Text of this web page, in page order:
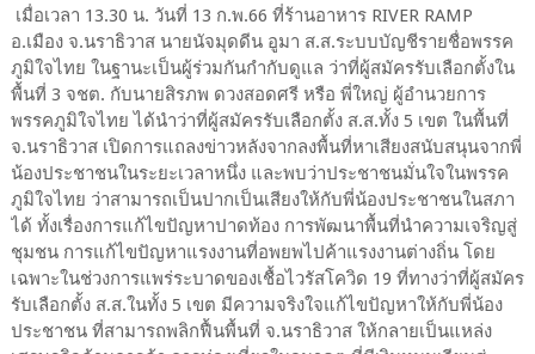
เมื่อเวลา 13.30 น. วันที่ 13 ก.พ.66 ที่ร้านอาหาร RIVER RAMP
อ.เมือง จ.นราธิวาส นายนัจมุดดีน อูมา ส.ส.ระบบบัญชีรายชื่อพรรค
ภูมิใจไทย ในฐานะเป็นผู้ร่วมกันกำกับดูแล ว่าที่ผู้สมัครรับเลือกตั้งใน
พื้นที่ 3 จชต. กับนายสิรภพ ดวงสอดศรี หรือ พี่ใหญ่ ผู้อำนวยการ
พรรคภูมิใจไทย ได้นำว่าที่ผู้สมัครรับเลือกตั้ง ส.ส.ทั้ง 5 เขต ในพื้นที่
จ.นราธิวาส เปิดการแถลงข่าวหลังจากลงพื้นที่หาเสียงสนับสนุนจากพี่
น้องประชาชนในระยะเวลาหนึ่ง และพบว่าประชาชนมั่นใจในพรรค
ภูมิใจไทย ว่าสามารถเป็นปากเป็นเสียงให้กับพี่น้องประชาชนในสภา
ได้ ทั้งเรื่องการแก้ไขปัญหาปาดท้อง การพัฒนาพื้นที่นำความเจริญสู่
ชุมชน การแก้ไขปัญหาแรงงานที่อพยพไปค้าแรงงานต่างถิ่น โดย
เฉพาะในช่วงการแพร่ระบาดของเชื้อไวรัสโควิด 19 ที่ทางว่าที่ผู้สมัคร
รับเลือกตั้ง ส.ส.ในทั้ง 5 เขต มีความจริงใจแก้ไขปัญหาให้กับพี่น้อง
ประชาชน ที่สามารถพลิกฟื้นพื้นที่ จ.นราธิวาส ให้กลายเป็นแหล่ง